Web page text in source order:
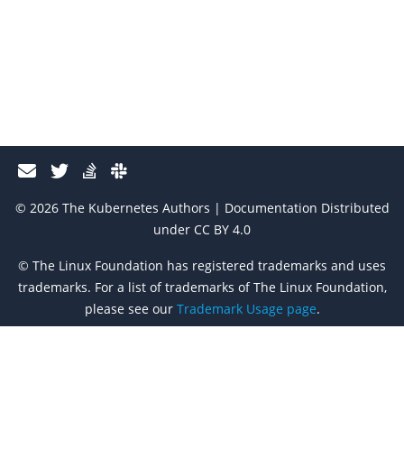
© 2026 The Kubernetes Authors | Documentation Distributed
under CC BY 4.0
© The Linux Foundation has registered trademarks and uses
trademarks. For a list of trademarks of The Linux Foundation,
please see our Trademark Usage page.